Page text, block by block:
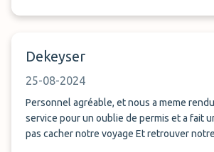
Dekeyser
25-08-2024
Personnel agréable, et nous a meme
service pour un oublie de permis et a fait
pas cacher notre voyage Et